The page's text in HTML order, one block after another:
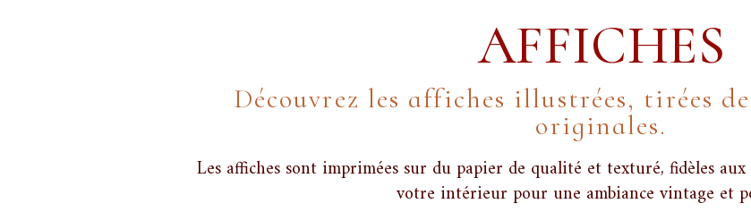
AFFICHES
Découvrez les affiches illustrées, tirées
originales.
Les affiches sont imprimées sur du papier de qualité et texturé, fidèles
votre intérieur pour une ambiance vintage et